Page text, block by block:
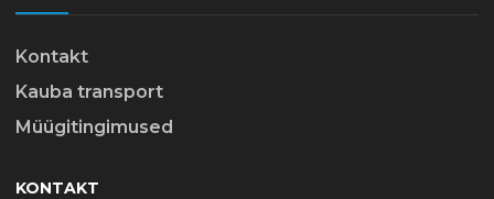
Kontakt
Kauba transport
Müügitingimused
KONTAKT